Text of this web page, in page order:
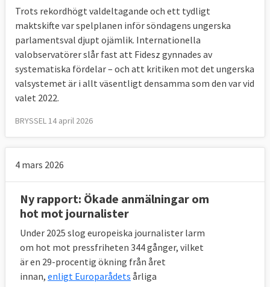
Trots rekordhögt valdeltagande och ett tydligt
maktskifte var spelplanen inför söndagens ungerska
parlamentsval djupt ojämlik. Internationella
valobservatörer slår fast att Fidesz gynnades av
systematiska fördelar – och att kritiken mot det ungerska
valsystemet är i allt väsentligt densamma som den var vid
valet 2022.
BRYSSEL 14 april 2026
4 mars 2026
Ny rapport: Ökade anmälningar om
hot mot journalister
Under 2025 slog europeiska journalister larm
om hot mot pressfriheten 344 gånger, vilket
är en 29-procentig ökning från året
innan, enligt Europarådets årliga